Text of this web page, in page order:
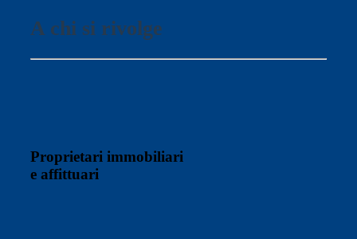
A chi si rivolge
Proprietari immobiliari
e affittuari